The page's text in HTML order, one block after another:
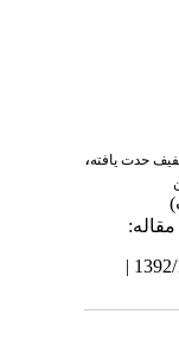
حدت یافته،
دریافت: 1390/10/24 | پذیرش: 1392/12/21 |